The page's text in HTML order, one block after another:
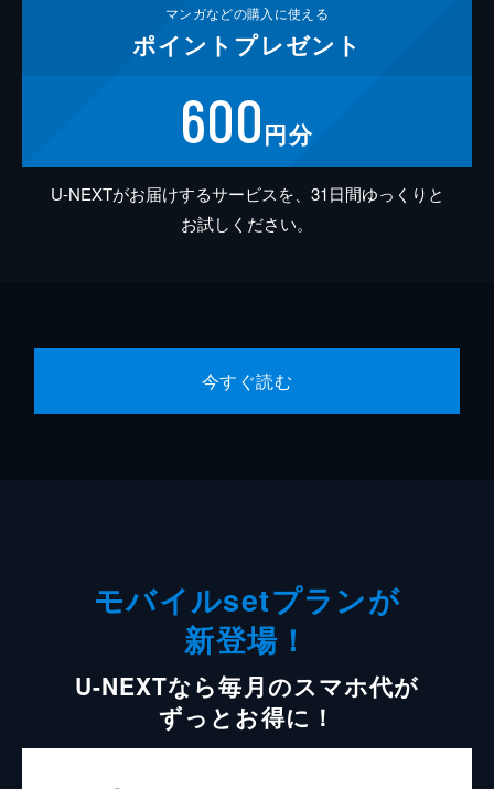
マンガなどの購入に使える
ポイント プレゼント
600円分
U-NEXTがお届けするサービスを、31日間ゆっくりと
お試しください。
今すぐ読む
モバイルsetプランが
新登場！
U-NEXTなら毎月のスマホ代が
ずっとお得に！